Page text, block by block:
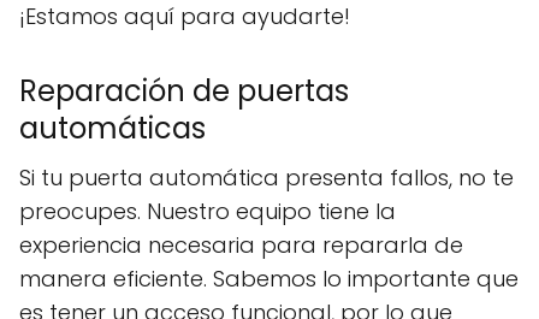
¡Estamos aquí para ayudarte!
Reparación de puertas
automáticas
Si tu puerta automática presenta fallos, no te
preocupes. Nuestro equipo tiene la
experiencia necesaria para repararla de
manera eficiente. Sabemos lo importante que
es tener un acceso funcional, por lo que